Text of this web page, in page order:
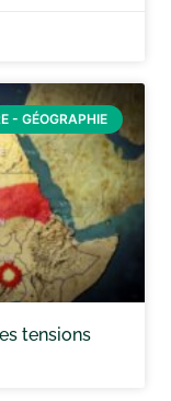
- GÉOGRAPHIE
tensions